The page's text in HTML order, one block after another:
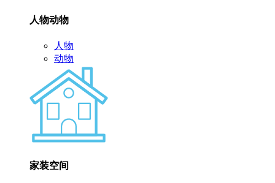
人物动物
人物
动物
家装空间